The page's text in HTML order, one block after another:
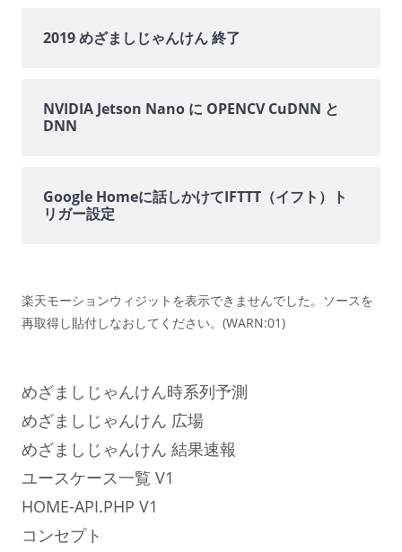
2019 めざましじゃんけん 終了
NVIDIA Jetson Nano に OPENCV CuDNN と
DNN
Google Homeに話しかけてIFTTT（イフト）ト
リガー設定
楽天モーションウィジットを表示できませんでした。ソースを
再取得し貼付しなおしてください。(WARN:01)
めざましじゃんけん時系列予測
めざましじゃんけん 広場
めざましじゃんけん 結果速報
ユースケース一覧 V1
HOME-API.PHP V1
コンセプト